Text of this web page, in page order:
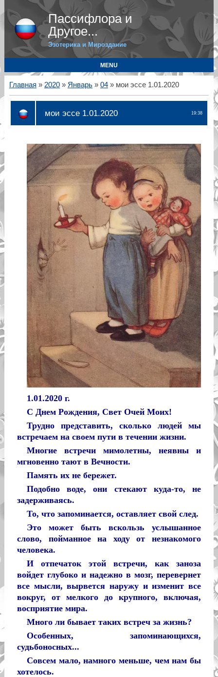
Пассифлора и
Другое...
Эзотерика и Мироздание
MENU
Главная » 2020 » Январь » 04» мои эссе 1.01.2020
19:38
мои эссе 1.01.2020
1.01.2020 г.
С Днем Рождения, Свет Очей Моих!
Трудно представить, сколько людей мы
встречаем на своем пути в течении жизни.
Многие встречи мимолетны, неявны и
мгновенно тают в Вечности.
Память их не бережет.
Подобно воде, они стекают куда-то, не
задерживаясь.
То, что запоминается, оставляет свой след.
Это может быть вскользь услышанное
слово, пойманное на ходу от незнакомого
человека.
И отпечаток этой встречи, как заноза
войдет глубоко и надежно в мозг, перевернет
все мысли, вырвется наружу и изменит все
вокруг, от мелкого до крупного, включая,
восприятие мира.
Много ли бывает таких встреч за жизнь?
Особенных, запоминающихся,
судьбоносных...
Совсем мало, намного меньше, чем нам бы
хотелось.